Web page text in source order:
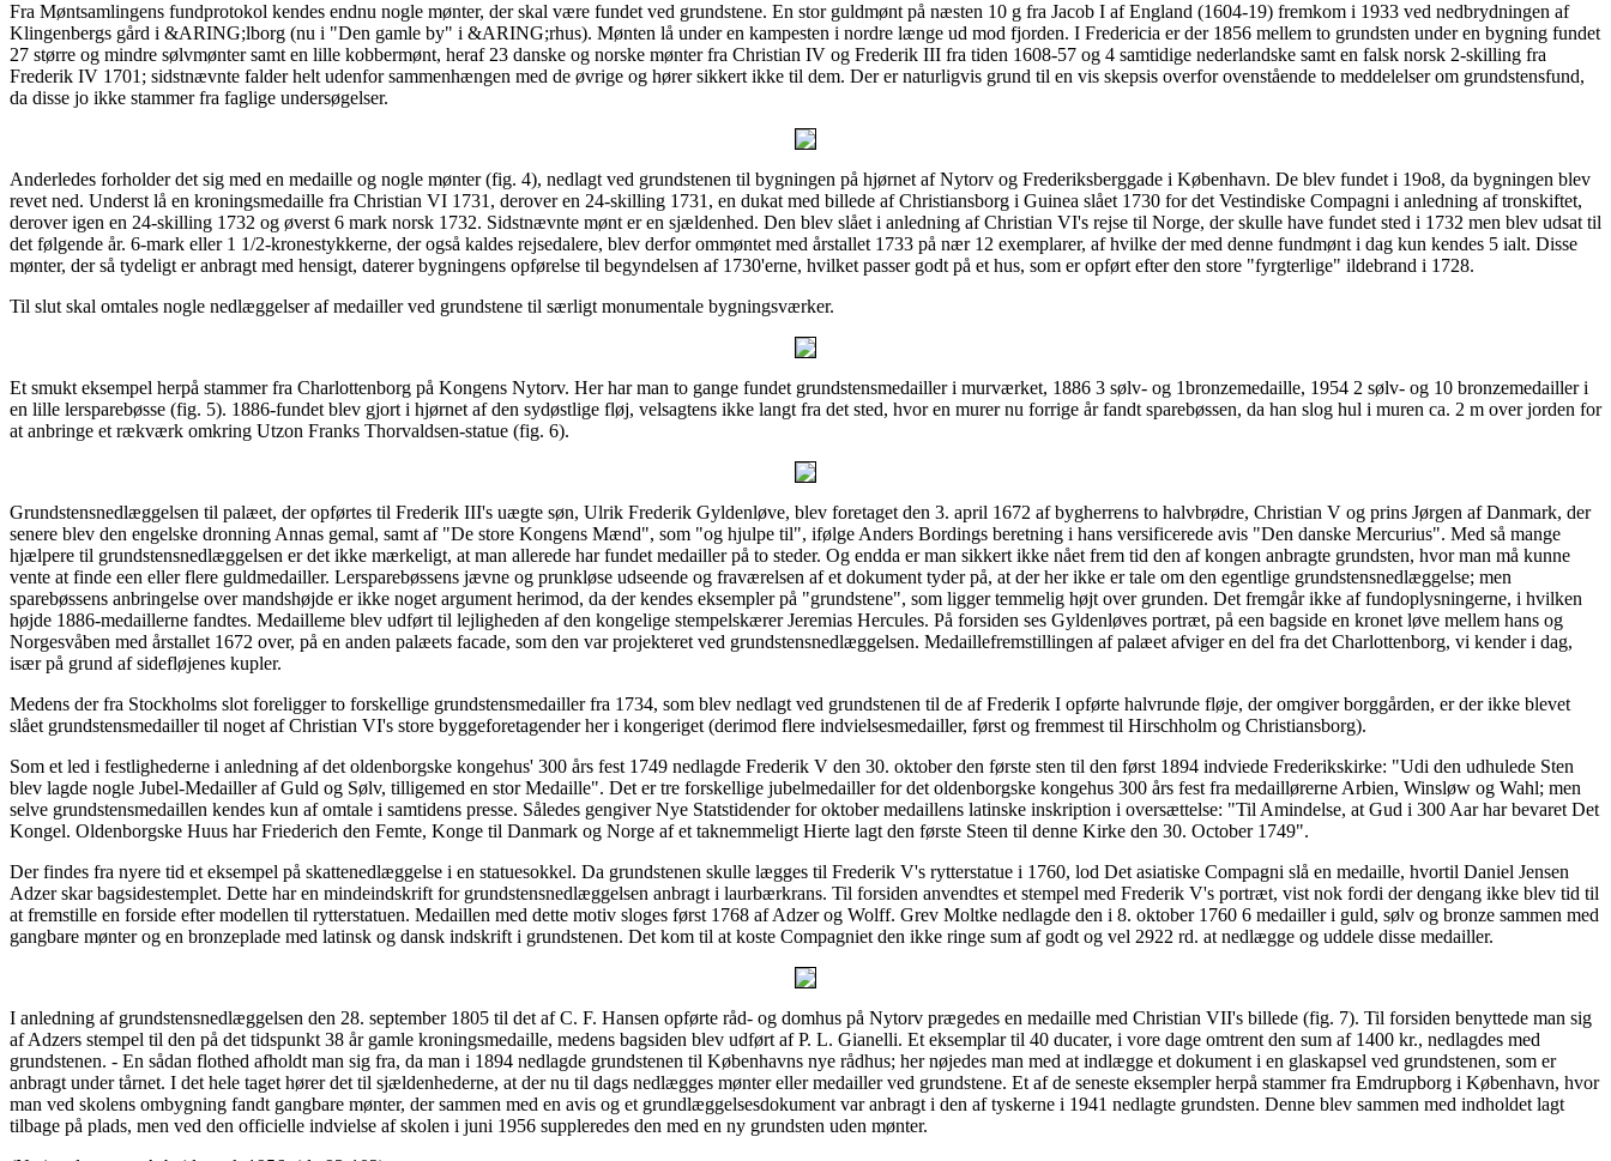
Fra Møntsamlingens fundprotokol kendes endnu nogle mønter, der skal være fundet ved grundstene. En stor guldmønt på næsten 10 g fra Jacob I af England (1604-19) fremkom i 1933 ved nedbrydningen af
Klingenbergs gård i &ARING;lborg (nu i "Den gamle by" i &ARING;rhus). Mønten lå under en kampesten i nordre længe ud mod fjorden. I Fredericia er der 1856 mellem to grundsten under en bygning fundet
27 større og mindre sølvmønter samt en lille kobbermønt, heraf 23 danske og norske mønter fra Christian IV og Frederik III fra tiden 1608-57 og 4 samtidige nederlandske samt en falsk norsk 2-skilling fra
Frederik IV 1701; sidstnævnte falder helt udenfor sammenhængen med de øvrige og hører sikkert ikke til dem. Der er naturligvis grund til en vis skepsis overfor ovenstående to meddelelser om grundstensfund,
da disse jo ikke stammer fra faglige undersøgelser.
Anderledes forholder det sig med en medaille og nogle mønter (fig. 4), nedlagt ved grundstenen til bygningen på hjørnet af Nytorv og Frederiksberggade i København. De blev fundet i 19o8, da bygningen blev
revet ned. Underst lå en kroningsmedaille fra Christian VI 1731, derover en 24-skilling 1731, en dukat med billede af Christiansborg i Guinea slået 1730 for det Vestindiske Compagni i anledning af tronskiftet,
derover igen en 24-skilling 1732 og øverst 6 mark norsk 1732. Sidstnævnte mønt er en sjældenhed. Den blev slået i anledning af Christian VI's rejse til Norge, der skulle have fundet sted i 1732 men blev udsat til
det følgende år. 6-mark eller 1 1/2-kronestykkerne, der også kaldes rejsedalere, blev derfor ommøntet med årstallet 1733 på nær 12 exemplarer, af hvilke der med denne fundmønt i dag kun kendes 5 ialt. Disse
mønter, der så tydeligt er anbragt med hensigt, daterer bygningens opførelse til begyndelsen af 1730'erne, hvilket passer godt på et hus, som er opført efter den store "fyrgterlige" ildebrand i 1728.
Til slut skal omtales nogle nedlæggelser af medailler ved grundstene til særligt monumentale bygningsværker.
Et smukt eksempel herpå stammer fra Charlottenborg på Kongens Nytorv. Her har man to gange fundet grundstensmedailler i murværket, 1886 3 sølv- og 1bronzemedaille, 1954 2 sølv- og 10 bronzemedailler i
en lille lersparebøsse (fig. 5). 1886-fundet blev gjort i hjørnet af den sydøstlige fløj, velsagtens ikke langt fra det sted, hvor en murer nu forrige år fandt sparebøssen, da han slog hul i muren ca. 2 m over jorden for
at anbringe et rækværk omkring Utzon Franks Thorvaldsen-statue (fig. 6).
Grundstensnedlæggelsen til palæet, der opførtes til Frederik III's uægte søn, Ulrik Frederik Gyldenløve, blev foretaget den 3. april 1672 af bygherrens to halvbrødre, Christian V og prins Jørgen af Danmark, der
senere blev den engelske dronning Annas gemal, samt af "De store Kongens Mænd", som "og hjulpe til", ifølge Anders Bordings beretning i hans versificerede avis "Den danske Mercurius". Med så mange
hjælpere til grundstensnedlæggelsen er det ikke mærkeligt, at man allerede har fundet medailler på to steder. Og endda er man sikkert ikke nået frem tid den af kongen anbragte grundsten, hvor man må kunne
vente at finde een eller flere guldmedailler. Lersparebøssens jævne og prunkløse udseende og fraværelsen af et dokument tyder på, at der her ikke er tale om den egentlige grundstensnedlæggelse; men
sparebøssens anbringelse over mandshøjde er ikke noget argument herimod, da der kendes eksempler på "grundstene", som ligger temmelig højt over grunden. Det fremgår ikke af fundoplysningerne, i hvilken
højde 1886-medaillerne fandtes. Medailleme blev udført til lejligheden af den kongelige stempelskærer Jeremias Hercules. På forsiden ses Gyldenløves portræt, på een bagside en kronet løve mellem hans og
Norgesvåben med årstallet 1672 over, på en anden palæets facade, som den var projekteret ved grundstensnedlæggelsen. Medaillefremstillingen af palæet afviger en del fra det Charlottenborg, vi kender i dag,
især på grund af sidefløjenes kupler.
Medens der fra Stockholms slot foreligger to forskellige grundstensmedailler fra 1734, som blev nedlagt ved grundstenen til de af Frederik I opførte halvrunde fløje, der omgiver borggården, er der ikke blevet
slået grundstensmedailler til noget af Christian VI's store byggeforetagender her i kongeriget (derimod flere indvielsesmedailler, først og fremmest til Hirschholm og Christiansborg).
Som et led i festlighederne i anledning af det oldenborgske kongehus' 300 års fest 1749 nedlagde Frederik V den 30. oktober den første sten til den først 1894 indviede Frederikskirke: "Udi den udhulede Sten
blev lagde nogle Jubel-Medailler af Guld og Sølv, tilligemed en stor Medaille". Det er tre forskellige jubelmedailler for det oldenborgske kongehus 300 års fest fra medaillørerne Arbien, Winsløw og Wahl; men
selve grundstensmedaillen kendes kun af omtale i samtidens presse. Således gengiver Nye Statstidender for oktober medaillens latinske inskription i oversættelse: "Til Amindelse, at Gud i 300 Aar har bevaret Det
Kongel. Oldenborgske Huus har Friederich den Femte, Konge til Danmark og Norge af et taknemmeligt Hierte lagt den første Steen til denne Kirke den 30. October 1749".
Der findes fra nyere tid et eksempel på skattenedlæggelse i en statuesokkel. Da grundstenen skulle lægges til Frederik V's rytterstatue i 1760, lod Det asiatiske Compagni slå en medaille, hvortil Daniel Jensen
Adzer skar bagsidestemplet. Dette har en mindeindskrift for grundstensnedlæggelsen anbragt i laurbærkrans. Til forsiden anvendtes et stempel med Frederik V's portræt, vist nok fordi der dengang ikke blev tid til
at fremstille en forside efter modellen til rytterstatuen. Medaillen med dette motiv sloges først 1768 af Adzer og Wolff. Grev Moltke nedlagde den i 8. oktober 1760 6 medailler i guld, sølv og bronze sammen med
gangbare mønter og en bronzeplade med latinsk og dansk indskrift i grundstenen. Det kom til at koste Compagniet den ikke ringe sum af godt og vel 2922 rd. at nedlægge og uddele disse medailler.
I anledning af grundstensnedlæggelsen den 28. september 1805 til det af C. F. Hansen opførte råd- og domhus på Nytorv prægedes en medaille med Christian VII's billede (fig. 7). Til forsiden benyttede man sig
af Adzers stempel til den på det tidspunkt 38 år gamle kroningsmedaille, medens bagsiden blev udført af P. L. Gianelli. Et eksemplar til 40 ducater, i vore dage omtrent den sum af 1400 kr., nedlagdes med
grundstenen. - En sådan flothed afholdt man sig fra, da man i 1894 nedlagde grundstenen til Københavns nye rådhus; her nøjedes man med at indlægge et dokument i en glaskapsel ved grundstenen, som er
anbragt under tårnet. I det hele taget hører det til sjældenhederne, at der nu til dags nedlægges mønter eller medailler ved grundstene. Et af de seneste eksempler herpå stammer fra Emdrupborg i København, hvor
man ved skolens ombygning fandt gangbare mønter, der sammen med en avis og et grundlæggelsesdokument var anbragt i den af tyskerne i 1941 nedlagte grundsten. Denne blev sammen med indholdet lagt
tilbage på plads, men ved den officielle indvielse af skolen i juni 1956 suppleredes den med en ny grundsten uden mønter.